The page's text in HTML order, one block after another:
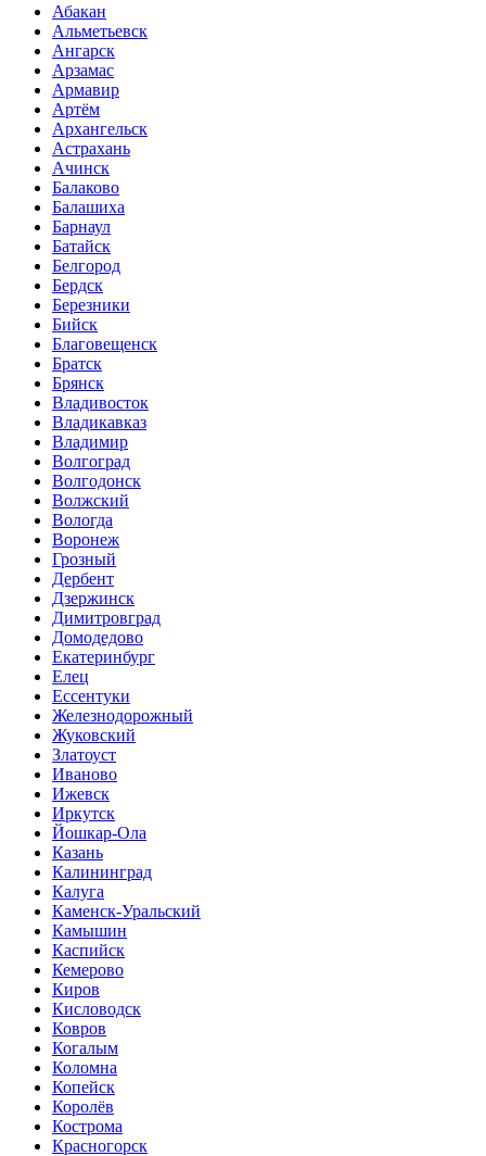
Абакан
Альметьевск
Ангарск
Арзамас
Армавир
Артём
Архангельск
Астрахань
Ачинск
Балаково
Балашиха
Барнаул
Батайск
Белгород
Бердск
Березники
Бийск
Благовещенск
Братск
Брянск
Владивосток
Владикавказ
Владимир
Волгоград
Волгодонск
Волжский
Вологда
Воронеж
Грозный
Дербент
Дзержинск
Димитровград
Домодедово
Екатеринбург
Елец
Ессентуки
Железнодорожный
Жуковский
Златоуст
Иваново
Ижевск
Иркутск
Йошкар-Ола
Казань
Калининград
Калуга
Каменск-Уральский
Камышин
Каспийск
Кемерово
Киров
Кисловодск
Ковров
Когалым
Коломна
Копейск
Королёв
Кострома
Красногорск